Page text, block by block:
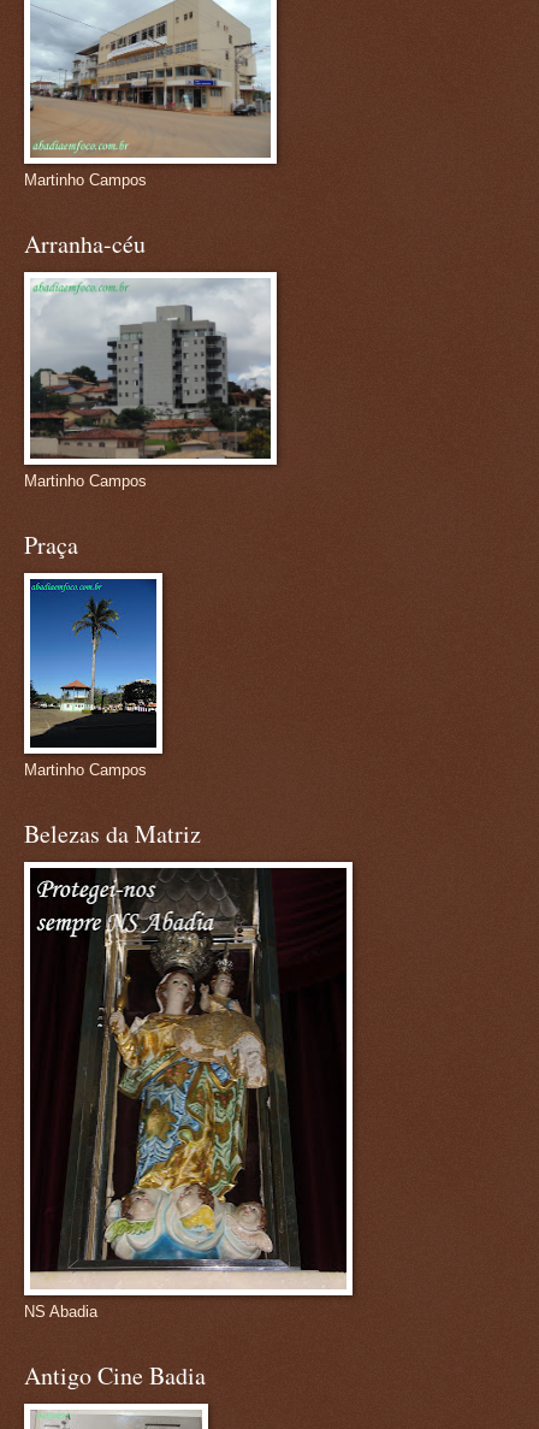
Martinho Campos
Arranha-céu
Martinho Campos
Praça
Martinho Campos
Belezas da Matriz
NS Abadia
Antigo Cine Badia